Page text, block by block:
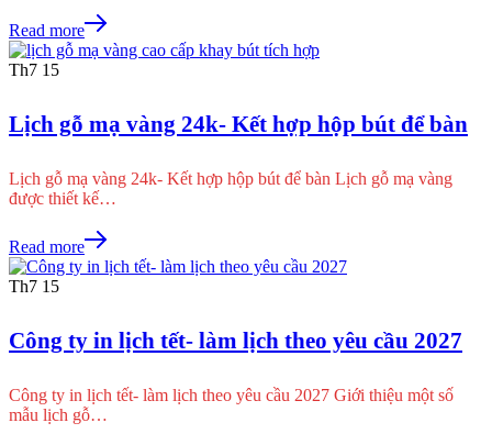
Read more
Th7 15
Lịch gỗ mạ vàng 24k- Kết hợp hộp bút để bàn
Lịch gỗ mạ vàng 24k- Kết hợp hộp bút để bàn Lịch gỗ mạ vàng
được thiết kế…
Read more
Th7 15
Công ty in lịch tết- làm lịch theo yêu cầu 2027
Công ty in lịch tết- làm lịch theo yêu cầu 2027 Giới thiệu một số
mẫu lịch gỗ…